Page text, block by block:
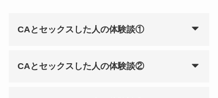
CAとセックスした人の体験談①
CAとセックスした人の体験談②